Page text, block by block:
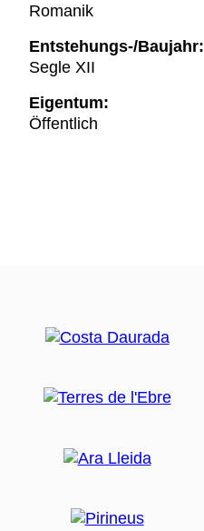
Romanik
Entstehungs-/Baujahr:
Segle XII
Eigentum:
Öffentlich